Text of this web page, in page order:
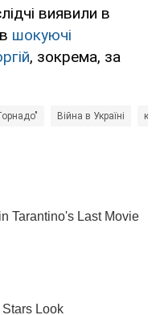
виявили в
шокуючі
, зокрема, за
Війна в Україні